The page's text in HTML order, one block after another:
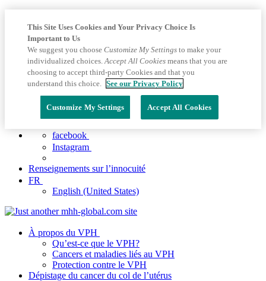
facebook
Instagram
Renseignements sur l’innocuité
FR
English (United States)
À propos du VPH
Qu’est-ce que le VPH?
Cancers et maladies liés au VPH
Protection contre le VPH
Dépistage du cancer du col de l’utérus
This Site Uses Cookies and Your Privacy Choice Is
Important to Us
We suggest you choose Customize My Settingsto make your
individualized choices.Accept All Cookiesmeans that you are
choosing to accept third-party Cookies and that you
understand this choice. See our Privacy Policy
Customize My Settings Accept All Cookies